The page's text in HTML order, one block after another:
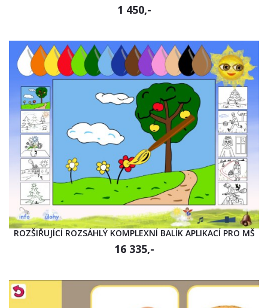
1 450,-
ROZŠIŘUJÍCÍ ROZSÁHLÝ KOMPLEXNÍ BALÍK APLIKACÍ PRO MŠ
16 335,-